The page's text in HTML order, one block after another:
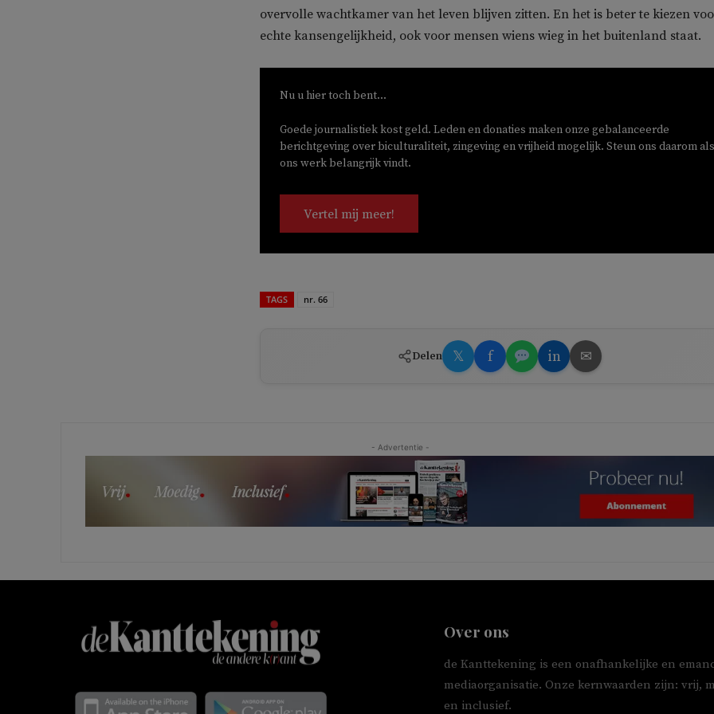
overvolle wachtkamer van het leven blijven zitten. En het is beter te kiezen
echte kansengelijkheid, ook voor mensen wiens wieg in het buitenland staat.
Nu u hier toch bent...
Goede journalistiek kost geld. Leden en donaties maken onze gebalanceerde
berichtgeving over biculturaliteit, zingeving en vrijheid mogelijk. Steun ons daarom
ons werk belangrijk vindt.
Vertel mij meer!
TAGS nr. 66
Delen 𝕏 f in ✉
- Advertentie -
Over ons
de Kanttekening is een onafhankelijke en
mediaorganisatie. Onze kernwaarden zijn: vrij,
en inclusief.